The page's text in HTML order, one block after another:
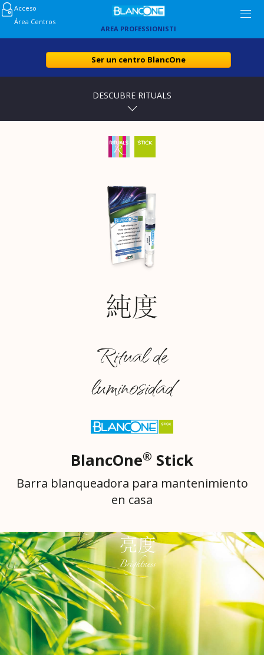
Acceso
Área Centros
AREA PROFESSIONISTI
Ser un centro BlancOne
DESCUBRE RITUALS
Ritual de
luminosidad
BlancOne® Stick
Barra blanqueadora para mantenimiento
en casa